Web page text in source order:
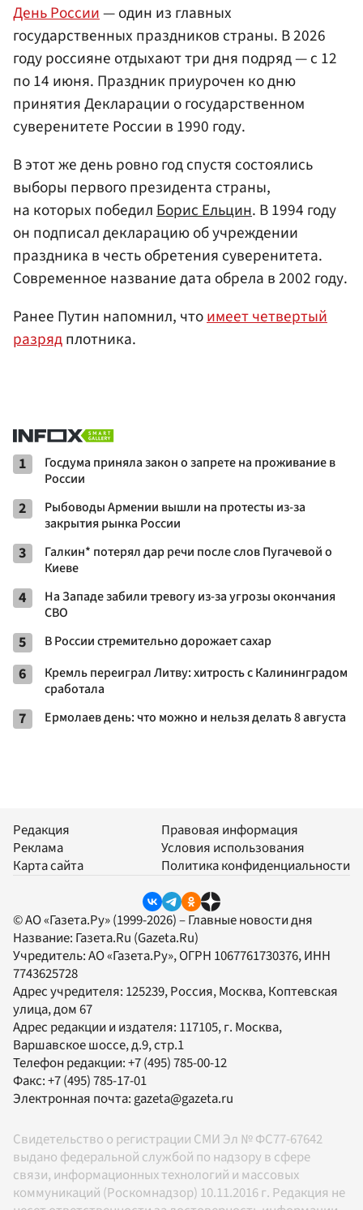
День России— один из главных
государственных праздников страны. В 2026
году россияне отдыхают три дня подряд — с 12
по 14 июня. Праздник приурочен ко дню
принятия Декларации о государственном
суверенитете России в 1990 году.
В этот же день ровно год спустя состоялись
выборы первого президента страны,
на которых победилБорис Ельцин. В 1994 году
он подписал декларацию об учреждении
праздника в честь обретения суверенитета.
Современное название дата обрела в 2002 году.
Ранее Путин напомнил, чтоимеет четвертый
разрядплотника.
1
Госдума приняла закон о запрете на проживание в
России
2
Рыбоводы Армении вышли на протесты из-за
закрытия рынка России
3
Галкин* потерял дар речи после слов Пугачевой о
Киеве
4
На Западе забили тревогу из-за угрозы окончания
СВО
5 В России стремительно дорожает сахар
6
Кремль переиграл Литву: хитрость с Калининградом
сработала
7 Ермолаев день: что можно и нельзя делать 8 августа
Редакция
Реклама
Карта сайта
Правовая информация
Условия использования
Политика конфиденциальности
© АО «Газета.Ру» (1999-2026) – Главные новости дня
Название: Газета.Ru (Gazeta.Ru)
Учредитель:АО «Газета.Ру», ОГРН 1067761730376, ИНН
7743625728
Адрес учредителя: 125239, Россия, Москва, Коптевская
улица, дом 67
Адрес редакции и издателя: 117105, г. Москва,
Варшавское шоссе, д.9, стр.1
Телефон редакции:+7 (495) 785-00-12
Факс:+7 (495) 785-17-01
Электронная почта: gazeta@gazeta.ru
Свидетельство о регистрации СМИ Эл № ФС77-67642
выдано федеральной службой по надзору в сфере
связи, информационных технологий и массовых
коммуникаций (Роскомнадзор) 10.11.2016 г. Редакция не